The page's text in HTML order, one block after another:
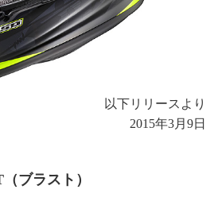
以下リリースより
2015年3月9日
ブラスト）